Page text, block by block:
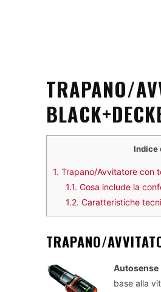
TRAPANO/
Indice
1. Trapano/Avvitatore con
1.1. Cosa include la
1.2. Caratteristiche
TRAPANO/
Autosense
base alla